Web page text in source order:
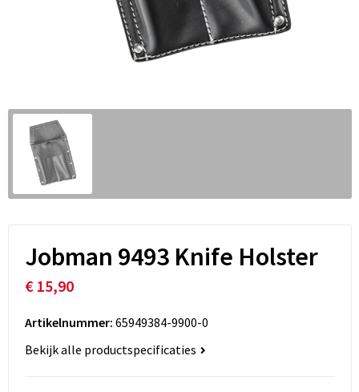
Jobman 9493 Knife Holster
€ 15,90
Artikelnummer: 65949384-9900-0
Bekijk alle productspecificaties